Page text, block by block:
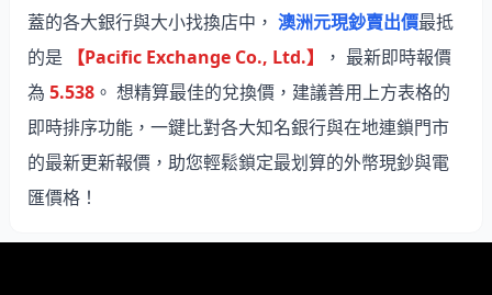
蓋的各大銀行與大小找換店中， 澳洲元現鈔賣出價最抵
的是
【Pacific Exchange Co., Ltd.】
， 最新即時報價
為 5.538 。 想精算最佳的兌換價，建議善用上方表格的
即時排序功能，一鍵比對各大知名銀行與在地連鎖門市
的最新更新報價，助您輕鬆鎖定最划算的外幣現鈔與電
匯價格！